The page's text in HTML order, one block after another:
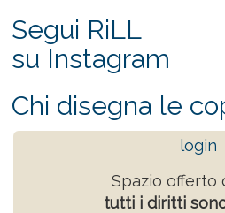
Segui RiLL
su Instagram
Chi disegna le
login
Spazio offerto
tutti i diritti